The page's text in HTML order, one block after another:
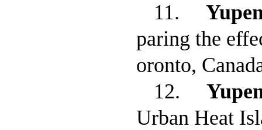
11.
paring the
oronto,
12.
Urban Heat